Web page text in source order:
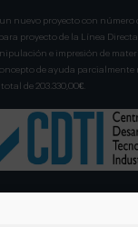
un nuevo proyecto con número
proyecto de la Línea
e impresión de
de ayuda parcialmente
de 203.330,00€.